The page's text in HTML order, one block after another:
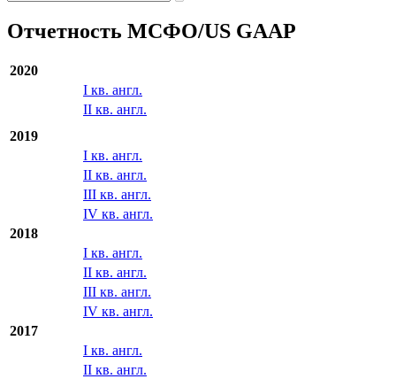
Отчетность МСФО/US GAAP
2020
I кв. англ.
II кв. англ.
2019
I кв. англ.
II кв. англ.
III кв. англ.
IV кв. англ.
2018
I кв. англ.
II кв. англ.
III кв. англ.
IV кв. англ.
2017
I кв. англ.
II кв. англ.